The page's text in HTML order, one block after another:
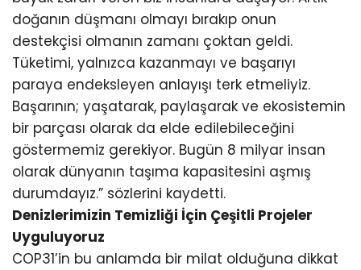
doğanın düşmanı olmayı bırakıp onun
destekçisi olmanın zamanı çoktan geldi.
Tüketimi, yalnızca kazanmayı ve başarıyı
paraya endeksleyen anlayışı terk etmeliyiz.
Başarının; yaşatarak, paylaşarak ve ekosistemin
bir parçası olarak da elde edilebileceğini
göstermemiz gerekiyor. Bugün 8 milyar insan
olarak dünyanın taşıma kapasitesini aşmış
durumdayız.” sözlerini kaydetti.
Denizlerimizin Temizliği İçin Çeşitli Projeler
Uyguluyoruz
COP31’in bu anlamda bir milat olduğuna dikkat